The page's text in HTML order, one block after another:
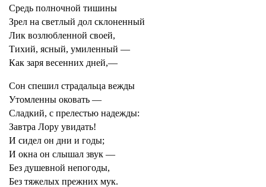
Средь полночной тишины
Зрел на светлый дол склоненный
Лик возлюбленной своей,
Тихий, ясный, умиленный —
Как заря весенних дней,—
Сон спешил страдальца вежды
Утомленны оковать —
Сладкий, с прелестью надежды:
Завтра Лору увидать!
И сидел он дни и годы;
И окна он слышал звук —
Без душевной непогоды,
Без тяжелых прежних мук.